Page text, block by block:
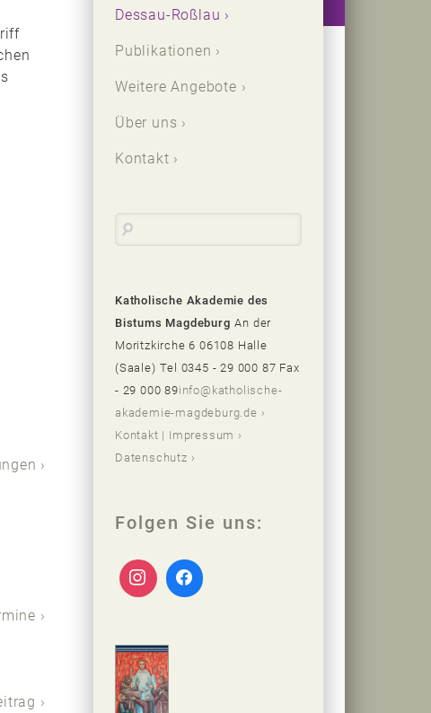
Dessau-Roßlau
Publikationen
Weitere Angebote
Über uns
Kontakt
Katholische Akademie des
Bistums Magdeburg An der
Moritzkirche 6 06108 Halle
(Saale) Tel 0345 - 29 000 87 Fax
- 29 000 89info@katholische-
akademie-magdeburg.de
Kontakt | Impressum
Datenschutz
Folgen Sie uns: